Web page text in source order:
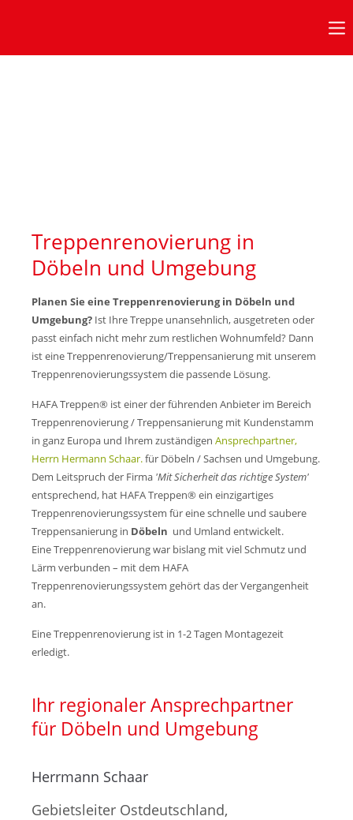
Bürozeiten
Mo-Do: 7 - 17 Uhr
Fr: 7 - 15:45 Uhr
Wir freuen uns auf Ihren Anruf oder Besuch.
Anschrift/Kontakt
HAFA Treppen GmbH
Pfarrberg 17
08371 Meerane
+49 3764 18 57 44
Treppenrenovierung /
Treppensanierung
Treppenrenovierung in
Döbeln und Umgebung
Planen Sie eine Treppenrenovierung in Döbeln und
Umgebung? Ist Ihre Treppe unansehnlich, ausgetreten oder
passt einfach nicht mehr zum restlichen Wohnumfeld? Dann
ist eine Treppenrenovierung/Treppensanierung mit unserem
Treppenrenovierungssystem die passende Lösung.
HAFA Treppen® ist einer der führenden Anbieter im Bereich
Treppenrenovierung / Treppensanierung mit Kundenstamm
in ganz Europa und Ihrem zuständigen Ansprechpartner,
Herrn Hermann Schaar.für Döbeln / Sachsen und Umgebung.
Dem Leitspruch der Firma 'Mit Sicherheit das richtige System'
entsprechend, hat HAFA Treppen® ein einzigartiges
Treppenrenovierungssystem für eine schnelle und saubere
Treppensanierung in Döbeln und Umland entwickelt.
Eine Treppenrenovierung war bislang mit viel Schmutz und
Lärm verbunden – mit dem HAFA
Treppenrenovierungssystem gehört das der Vergangenheit
an.
Eine Treppenrenovierung ist in 1-2 Tagen Montagezeit
erledigt.
Ihr regionaler Ansprechpartner
für Döbeln und Umgebung
Herrmann Schaar
Gebietsleiter Ostdeutschland,